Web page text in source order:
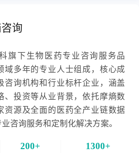
询
旗下生物医药专业咨询服务品
域多年的专业人士组成，核心成
咨询机构和行业标杆企业，涵盖
、投资等从业背景，依托摩熵数
资源及全面的医药全产业链数据
咨询服务和定制化解决方案。
200+ 1300+